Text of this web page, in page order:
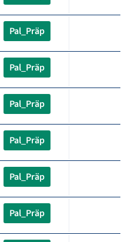
Pal_Präp
Pal_Präp
Pal_Präp
Pal_Präp
Pal_Präp
Pal_Präp